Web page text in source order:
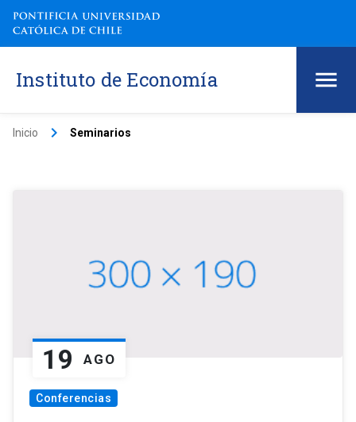
Instituto de Economía
Inicio keyboard_arrow_right Seminarios
19 AGO
Conferencias